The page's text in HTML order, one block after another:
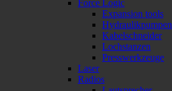
Force Logic
Expansion tools
Hydraulikpumpen
Kabelschneider
Lochstanzen
Presswerkzeuge
Laser
Radios